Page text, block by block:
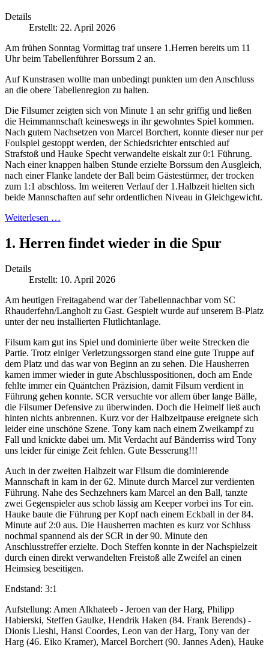
Details
Erstellt: 22. April 2026
Am frühen Sonntag Vormittag traf unsere 1.Herren bereits um 11
Uhr beim Tabellenführer Borssum 2 an.
Auf Kunstrasen wollte man unbedingt punkten um den Anschluss
an die obere Tabellenregion zu halten.
Die Filsumer zeigten sich von Minute 1 an sehr griffig und ließen
die Heimmannschaft keineswegs in ihr gewohntes Spiel kommen.
Nach gutem Nachsetzen von Marcel Borchert, konnte dieser nur per
Foulspiel gestoppt werden, der Schiedsrichter entschied auf
Strafstoß und Hauke Specht verwandelte eiskalt zur 0:1 Führung.
Nach einer knappen halben Stunde erzielte Borssum den Ausgleich,
nach einer Flanke landete der Ball beim Gästestürmer, der trocken
zum 1:1 abschloss. Im weiteren Verlauf der 1.Halbzeit hielten sich
beide Mannschaften auf sehr ordentlichen Niveau in Gleichgewicht.
Weiterlesen …
1. Herren findet wieder in die Spur
Details
Erstellt: 10. April 2026
Am heutigen Freitagabend war der Tabellennachbar vom SC
Rhauderfehn/Langholt zu Gast. Gespielt wurde auf unserem B-Platz
unter der neu installierten Flutlichtanlage.
Filsum kam gut ins Spiel und dominierte über weite Strecken die
Partie. Trotz einiger Verletzungssorgen stand eine gute Truppe auf
dem Platz und das war von Beginn an zu sehen. Die Hausherren
kamen immer wieder in gute Abschlusspositionen, doch am Ende
fehlte immer ein Quäntchen Präzision, damit Filsum verdient in
Führung gehen konnte. SCR versuchte vor allem über lange Bälle,
die Filsumer Defensive zu überwinden. Doch die Heimelf ließ auch
hinten nichts anbrennen. Kurz vor der Halbzeitpause ereignete sich
leider eine unschöne Szene. Tony kam nach einem Zweikampf zu
Fall und knickte dabei um. Mit Verdacht auf Bänderriss wird Tony
uns leider für einige Zeit fehlen. Gute Besserung!!!
Auch in der zweiten Halbzeit war Filsum die dominierende
Mannschaft in kam in der 62. Minute durch Marcel zur verdienten
Führung. Nahe des Sechzehners kam Marcel an den Ball, tanzte
zwei Gegenspieler aus schob lässig am Keeper vorbei ins Tor ein.
Hauke baute die Führung per Kopf nach einem Eckball in der 84.
Minute auf 2:0 aus. Die Hausherren machten es kurz vor Schluss
nochmal spannend als der SCR in der 90. Minute den
Anschlusstreffer erzielte. Doch Steffen konnte in der Nachspielzeit
durch einen direkt verwandelten Freistoß alle Zweifel an einen
Heimsieg beseitigen.
Endstand: 3:1
Aufstellung: Amen Alkhateeb - Jeroen van der Harg, Philipp
Habierski, Steffen Gaulke, Hendrik Haken (84. Frank Berends) -
Dionis Lleshi, Hansi Coordes, Leon van der Harg, Tony van der
Harg (46. Eiko Kramer), Marcel Borchert (90. Jannes Aden), Hauke